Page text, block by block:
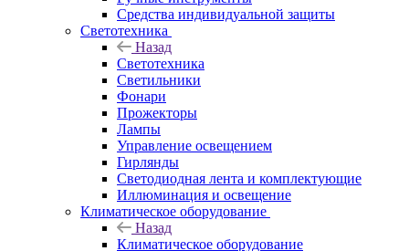
Средства индивидуальной защиты
Светотехника
Назад
Светотехника
Светильники
Фонари
Прожекторы
Лампы
Управление освещением
Гирлянды
Светодиодная лента и комплектующие
Иллюминация и освещение
Климатическое оборудование
Назад
Климатическое оборудование